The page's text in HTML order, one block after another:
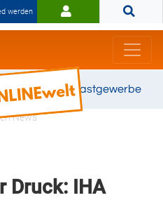
werden
stark für das Gastgewerbe
News
Druck: IHA